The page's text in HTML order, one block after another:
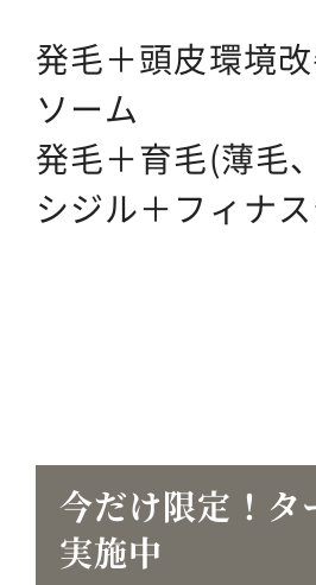
発毛＋頭皮環境
ソーム
発毛＋育毛(薄毛
シジル＋フィナ
今だけ限定！タ
実施中